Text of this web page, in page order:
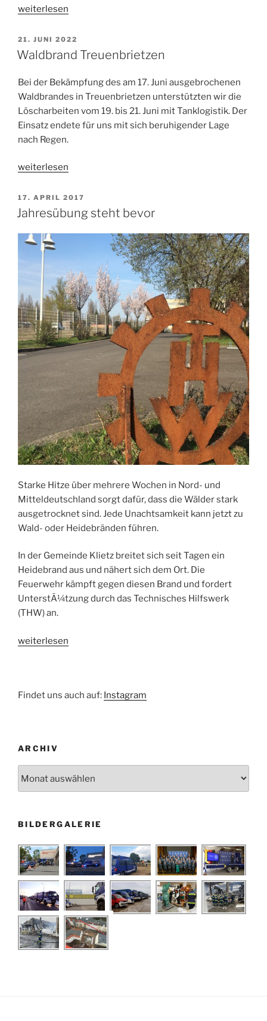
„Waldbrand
Heide“
weiterlesen
VERÖFFENTLICHT
AM
21. JUNI 2022
Waldbrand Treuenbrietzen
Bei der Bekämpfung des am 17. Juni ausgebrochenen
Waldbrandes in Treuenbrietzen unterstützten wir die
Löscharbeiten vom 19. bis 21. Juni mit Tanklogistik. Der
Einsatz endete für uns mit sich beruhigender Lage
nach Regen.
„Waldbrand
weiterlesen
VERÖFFENTLICHT
AM
17. APRIL 2017
Jahresübung steht bevor
Starke Hitze über mehrere Wochen in Nord- und
Mitteldeutschland sorgt dafür, dass die Wälder stark
ausgetrocknet sind. Jede Unachtsamkeit kann jetzt zu
Wald- oder Heidebränden führen.
In der Gemeinde Klietz breitet sich seit Tagen ein
Heidebrand aus und nähert sich dem Ort. Die
Feuerwehr kämpft gegen diesen Brand und fordert
UnterstÃ¼tzung durch das Technisches Hilfswerk
(THW) an.
„Jahresübung
weiterlesen
Findet uns auch auf: Instagram
ARCHIV
BILDERGALERIE